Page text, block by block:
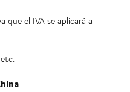
que el IVA se aplicará a